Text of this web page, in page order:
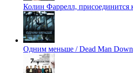
Колин Фаррелл, присоединится
Одним меньше / Dead Man